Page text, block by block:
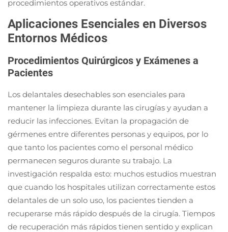
procedimientos operativos estándar.
Aplicaciones Esenciales en Diversos
Entornos Médicos
Procedimientos Quirúrgicos y Exámenes a
Pacientes
Los delantales desechables son esenciales para
mantener la limpieza durante las cirugías y ayudan a
reducir las infecciones. Evitan la propagación de
gérmenes entre diferentes personas y equipos, por lo
que tanto los pacientes como el personal médico
permanecen seguros durante su trabajo. La
investigación respalda esto: muchos estudios muestran
que cuando los hospitales utilizan correctamente estos
delantales de un solo uso, los pacientes tienden a
recuperarse más rápido después de la cirugía. Tiempos
de recuperación más rápidos tienen sentido y explican